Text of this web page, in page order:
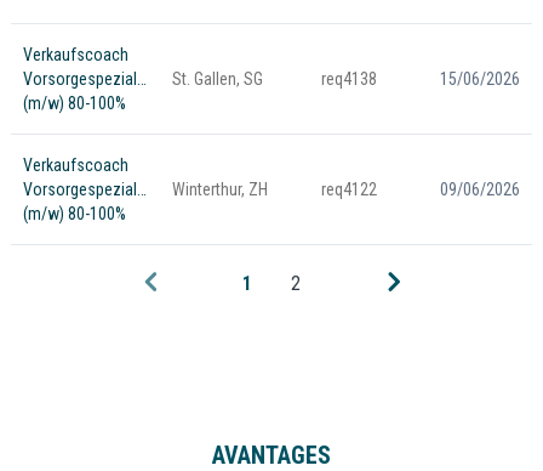
Verkaufscoach
Vorsorgespezialist
(m/w) 80-100%
St. Gallen, SG req4138 15/06/2026
Verkaufscoach
Vorsorgespezialist
(m/w) 80-100%
Winterthur, ZH req4122 09/06/2026
1 2
AVANTAGES